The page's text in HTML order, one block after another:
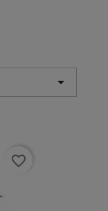

favorite_border